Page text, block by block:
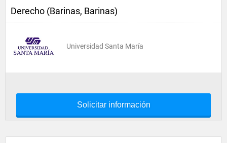
Derecho (Barinas, Barinas)
Universidad Santa María
Solicitar información